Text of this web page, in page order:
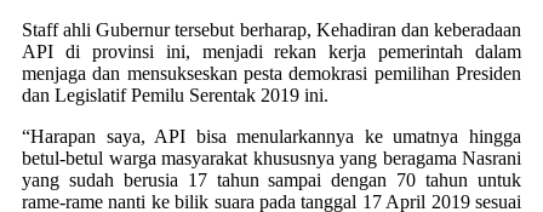
Staff ahli Gubernur tersebut berharap, Kehadiran dan keberadaan
API di provinsi ini, menjadi rekan kerja pemerintah dalam
menjaga dan mensukseskan pesta demokrasi pemilihan Presiden
dan Legislatif Pemilu Serentak 2019 ini.
“Harapan saya, API bisa menularkannya ke umatnya hingga
betul-betul warga masyarakat khususnya yang beragama Nasrani
yang sudah berusia 17 tahun sampai dengan 70 tahun untuk
rame-rame nanti ke bilik suara pada tanggal 17 April 2019 sesuai